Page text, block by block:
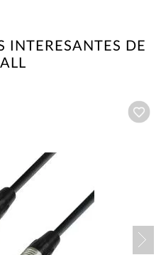
INTERESANTES DE